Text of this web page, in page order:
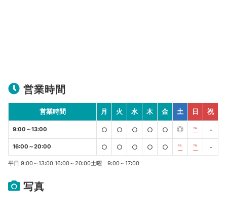
営業時間
営業時間 月 火 水 木 金 土 日 祝
9:00～13:00 ○ ○ ○ ○ ○ ◎ ℡ -
16:00～20:00 ○ ○ ○ ○ ○ ℡ ℡ -
平日 9:00～13:00 16:00～20:00土曜 9:00～17:00
写真